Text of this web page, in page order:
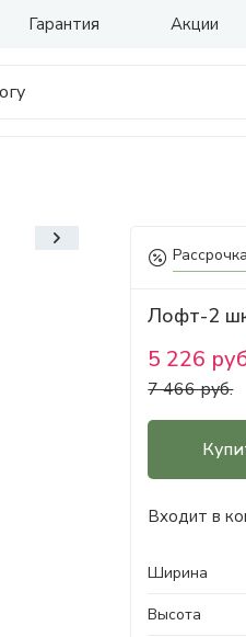
Гарантия Акции
Лофт-2
5 226
7 466 руб.
Входит в
Ширина
Высота